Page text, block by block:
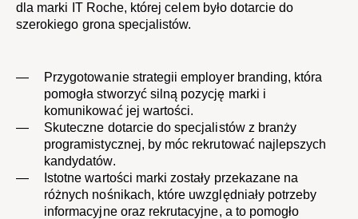
dla marki IT Roche, której celem było dotarcie do
szerokiego grona specjalistów.
Przygotowanie strategii employer branding, która
pomogła stworzyć silną pozycję marki i
komunikować jej wartości.
Skuteczne dotarcie do specjalistów z branży
programistycznej, by móc rekrutować najlepszych
kandydatów.
Istotne wartości marki zostały przekazane na
różnych nośnikach, które uwzględniały potrzeby
informacyjne oraz rekrutacyjne, a to pomogło